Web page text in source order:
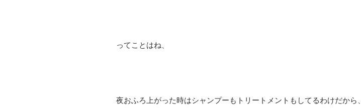
ってことはね、
夜おふろ上がった時はシャンプーもトリートメントもしてるわけだから、